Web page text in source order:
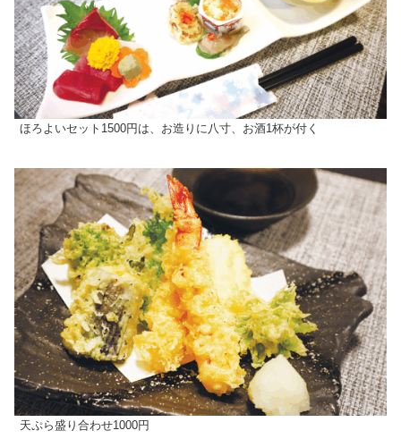
ほろよいセット1500円は、お造りに八寸、お酒1杯が付く
天ぷら盛り合わせ1000円